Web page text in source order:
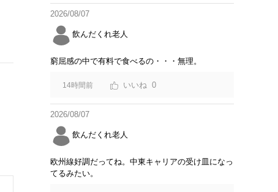
2026/08/07
飲んだくれ老人
窮屈感の中で有料で食べるの・・・無理。
14時間前 0
2026/08/07
飲んだくれ老人
欧州線好調だってね。中東キャリアの受け皿になっ
てるみたい。